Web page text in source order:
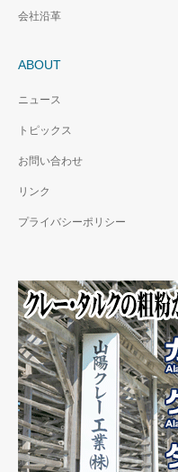
会社沿革
ABOUT
ニュース
トピックス
お問い合わせ
リンク
プライバシーポリシー